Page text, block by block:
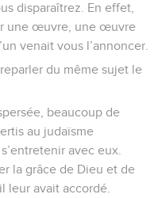
disparaîtrez. En effet,
une œuvre, une œuvre
venait vous l’annoncer.
du même sujet le
beaucoup de
au judaïsme
avec eux.
la grâce de Dieu et de
leur avait accordé.